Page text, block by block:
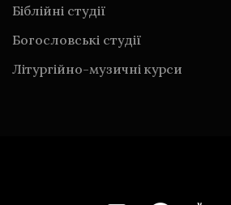
Біблійні студії
Богословські студії
Літургійно-музичні курси